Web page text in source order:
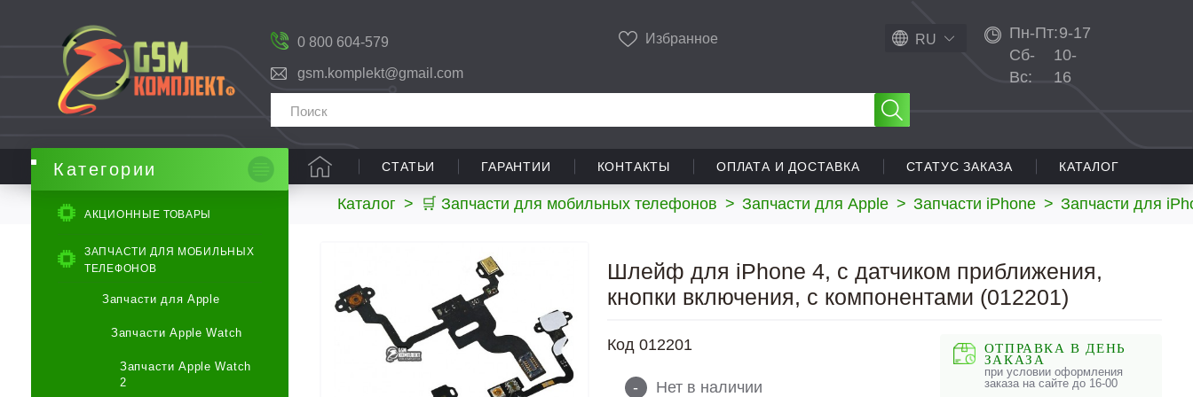
0 800 604-579
gsm.komplekt@gmail.com
Избранное RU Пн-Пт:9-17
Сб-
Вс:
10-
16
СТАТЬИ ГАРАНТИИ КОНТАКТЫ ОПЛАТА И ДОСТАВКА СТАТУС ЗАКАЗА КАТАЛОГ
Каталог > 🛒 Запчасти для мобильных телефонов > Запчасти для Apple > Запчасти iPhone > Запчасти для
Категории
АКЦИОННЫЕ ТОВАРЫ
ЗАПЧАСТИ ДЛЯ МОБИЛЬНЫХ
ТЕЛЕФОНОВ
Запчасти для Apple
Запчасти Apple Watch
Запчасти Apple Watch
2
Шлейф для iPhone 4, c датчиком приближения,
кнопки включения, с компонентами (012201)
Код 012201
- Нет в наличии
ОТПРАВКА В ДЕНЬ
ЗАКАЗА
при условии оформления
заказа на сайте до 16-00